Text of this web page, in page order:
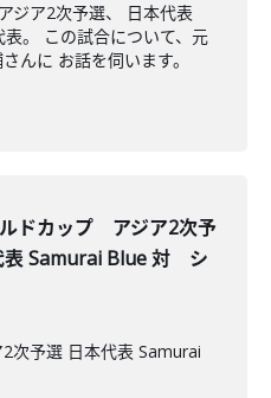
ジア2次予選、 日本代表
。 この試合について、元
んに お話を伺います。
ルドカップ アジア2次予
表 Samurai Blue 対 シ
次予選 日本代表 Samurai